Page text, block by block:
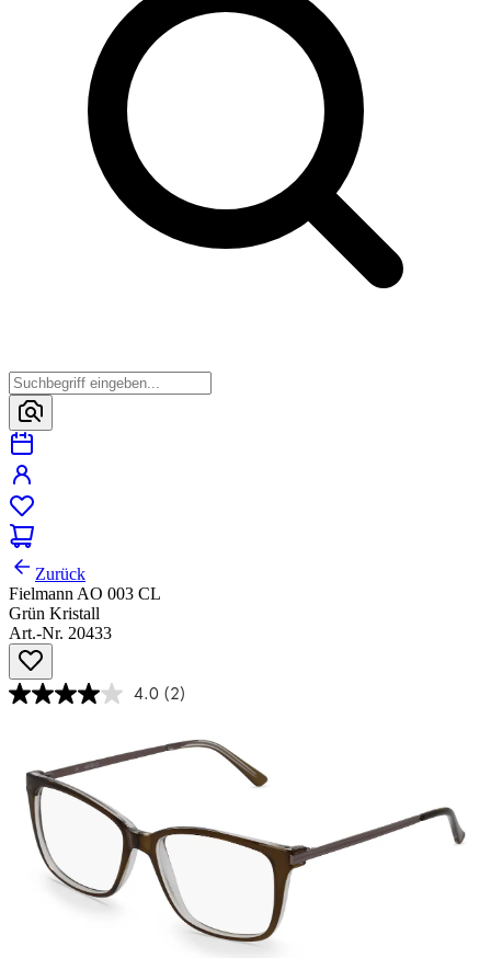
Zurück
Fielmann AO 003 CL
Grün Kristall
Art.-Nr. 20433
4.0 (2)